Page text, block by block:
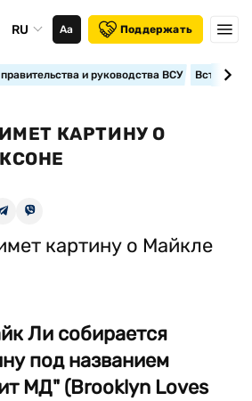
RU Аа Поддержать
и руководства ВСУ
КАРТИНУ О
Ли собирается
под названием
МД" (Brooklyn Loves